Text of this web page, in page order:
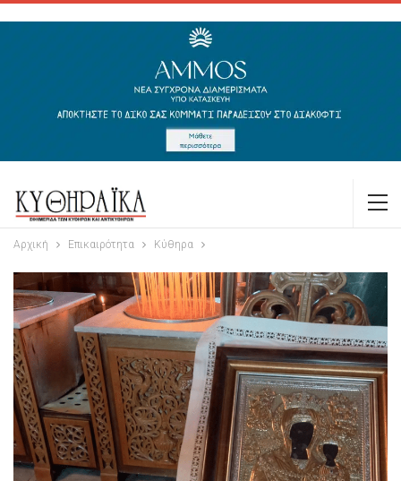
Αρχική Επικαιρότητα Κύθηρα